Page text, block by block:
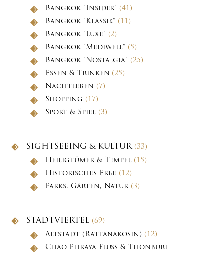
Bangkok "Insider" (41)
Bangkok "Klassik" (11)
Bangkok "Luxe" (2)
Bangkok "Mediwell" (5)
Bangkok "Nostalgia" (25)
Essen & Trinken (25)
Nachtleben (7)
Shopping (17)
Sport & Spiel (3)
SIGHTSEEING & KULTUR(33)
Heiligtümer & Tempel (15)
Historisches Erbe (12)
Parks, Gärten, Natur(3)
STADTVIERTEL (69)
Altstadt (Rattanakosin) (12)
Chao Phraya Fluss & Thonburi